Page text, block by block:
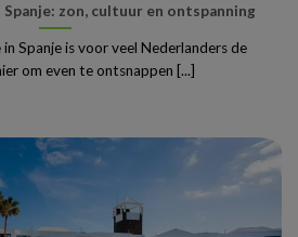
zon, cultuur en ontspanning
Spanje is voor veel Nederlanders de
om even te ontsnappen [...]